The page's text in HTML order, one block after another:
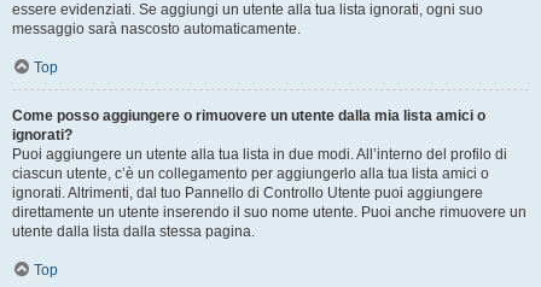
essere evidenziati. Se aggiungi un utente alla tua lista ignorati, ogni suo
messaggio sarà nascosto automaticamente.
Top
Come posso aggiungere o rimuovere un utente dalla mia lista amici o
ignorati?
Puoi aggiungere un utente alla tua lista in due modi. All’interno del profilo di
ciascun utente, c’è un collegamento per aggiungerlo alla tua lista amici o
ignorati. Altrimenti, dal tuo Pannello di Controllo Utente puoi aggiungere
direttamente un utente inserendo il suo nome utente. Puoi anche rimuovere un
utente dalla lista dalla stessa pagina.
Top